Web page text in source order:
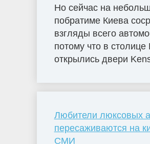
Но сейчас на
побратиме Киева
взгляды всего
потому что в столице
открылись двери
Любители люксовых
пересаживаются на
СМИ